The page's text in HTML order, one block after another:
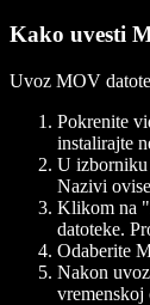
Kako uvesti
Uvoz MOV
Pokrenite
instalirajte
U
Nazivi
Klikom na
datoteke.
Odaberite
Nakon
vremenskoj